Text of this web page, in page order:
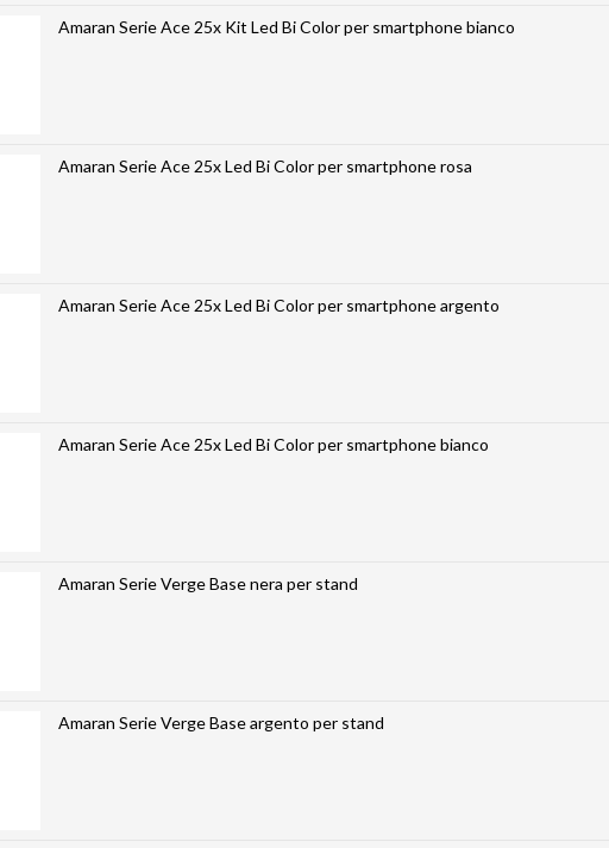
Amaran Serie Ace 25x Kit Led Bi Color per smartphone bianco
Amaran Serie Ace 25x Led Bi Color per smartphone rosa
Amaran Serie Ace 25x Led Bi Color per smartphone argento
Amaran Serie Ace 25x Led Bi Color per smartphone bianco
Amaran Serie Verge Base nera per stand
Amaran Serie Verge Base argento per stand